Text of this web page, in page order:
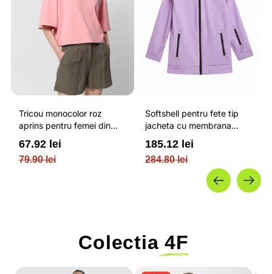
Tricou monocolor roz
aprins pentru femei din
bumbac si cu croiala boxy
OUTHORN
79.90 lei
67.92 lei
Softshell pentru fete tip
jacheta cu membrana
impermeabila NEODRY 5
000 si permis de schi roz /
4F JUNIOR
284.80 lei
185.12 lei
Colectia 4F